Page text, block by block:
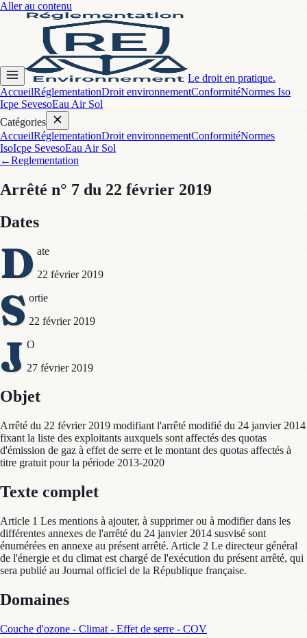
Aller au contenu
Le droit en pratique.
AccueilRéglementationDroit environnementConformitéNormes Iso
Icpe SevesoEau Air Sol
Catégories
AccueilRéglementationDroit environnementConformitéNormes
IsoIcpe SevesoEau Air Sol
←Reglementation
Arrêté n° 7 du 22 février 2019
Dates
D ate
22 février 2019
S ortie
22 février 2019
J O
27 février 2019
Objet
Arrêté du 22 février 2019 modifiant l'arrêté modifié du 24 janvier 2014
fixant la liste des exploitants auxquels sont affectés des quotas
d'émission de gaz à effet de serre et le montant des quotas affectés à
titre gratuit pour la période 2013-2020
Texte complet
Article 1 Les mentions à ajouter, à supprimer ou à modifier dans les
différentes annexes de l'arrêté du 24 janvier 2014 susvisé sont
énumérées en annexe au présent arrêté. Article 2 Le directeur général
de l'énergie et du climat est chargé de l'exécution du présent arrêté, qui
sera publié au Journal officiel de la République française.
Domaines
Couche d'ozone - Climat - Effet de serre - COV